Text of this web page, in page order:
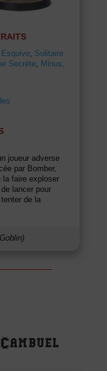
Esquive, Solitaire
Secrète, Minus
joueur adverse
par Bomber,
faire exploser
lancer pour
de la